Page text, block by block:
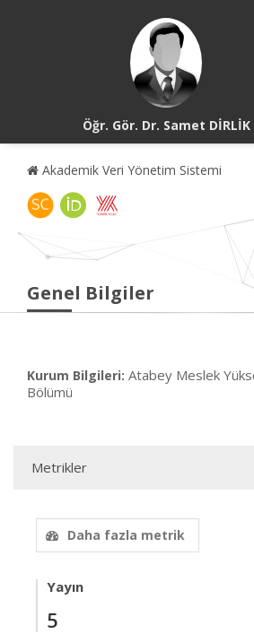
Öğr. Gör. Dr. Samet DİRLİK
Akademik Veri Yönetim Sistemi
Genel Bilgiler
Kurum Bilgileri: Atabey Meslek
Bölümü
Metrikler
Daha fazla metrik
Yayın
5